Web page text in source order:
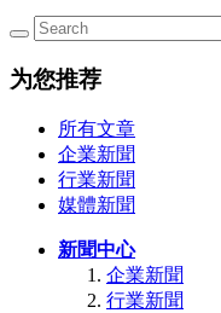
为您推荐
所有文章
企業新聞
行業新聞
媒體新聞
新聞中心
企業新聞
行業新聞